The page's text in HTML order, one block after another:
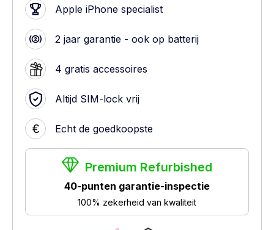
Apple iPhone specialist
2 jaar garantie - ook op batterij
4 gratis accessoires
Altijd SIM-lock vrij
€ Echt de goedkoopste
Premium Refurbished
40-punten garantie-inspectie
100% zekerheid van kwaliteit